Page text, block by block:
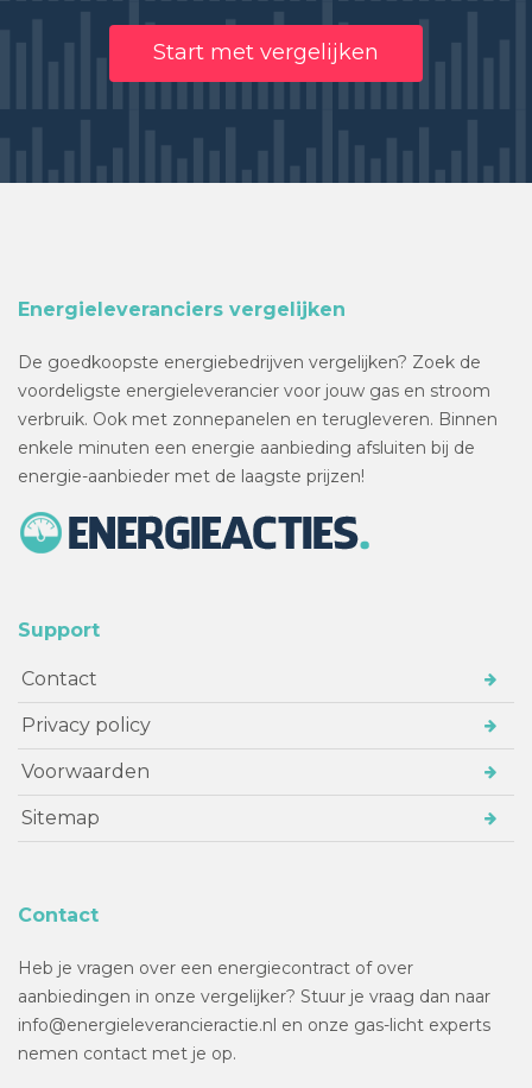
Start met vergelijken
Energieleveranciers vergelijken
De goedkoopste energiebedrijven vergelijken? Zoek de
voordeligste energieleverancier voor jouw gas en stroom
verbruik. Ook met zonnepanelen en terugleveren. Binnen
enkele minuten een energie aanbieding afsluiten bij de
energie-aanbieder met de laagste prijzen!
Support
Contact
Privacy policy
Voorwaarden
Sitemap
Contact
Heb je vragen over een energiecontract of over
aanbiedingen in onze vergelijker? Stuur je vraag dan naar
info@energieleverancieractie.nl en onze gas-licht experts
nemen contact met je op.